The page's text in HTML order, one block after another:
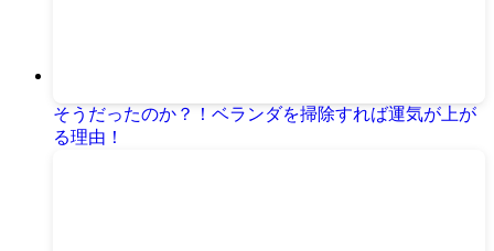
そうだったのか？！ベランダを掃除すれば運気が上が
る理由！